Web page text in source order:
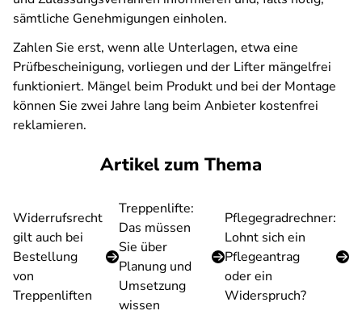
sämtliche Genehmigungen einholen.
Zahlen Sie erst, wenn alle Unterlagen, etwa eine
Prüfbescheinigung, vorliegen und der Lifter mängelfrei
funktioniert. Mängel beim Produkt und bei der Montage
können Sie zwei Jahre lang beim Anbieter kostenfrei
reklamieren.
Artikel zum Thema
Widerrufsrecht
gilt auch bei
Bestellung
von
Treppenliften
Treppenlifte:
Das müssen
Sie über
Planung und
Umsetzung
wissen
Pflegegradrechner:
Lohnt sich ein
Pflegeantrag
oder ein
Widerspruch?